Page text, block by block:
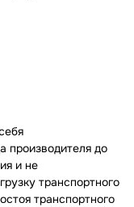
производителя до
и не
транспортного
транспортного